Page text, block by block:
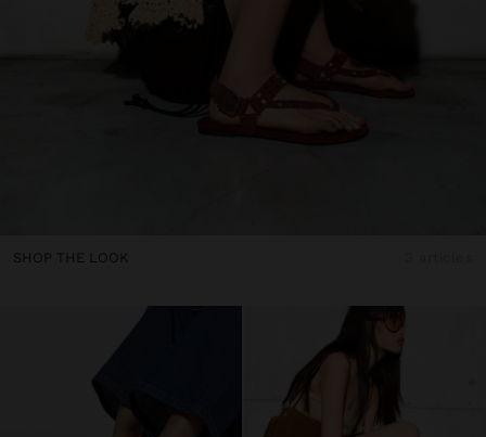
SHOP THE LOOK